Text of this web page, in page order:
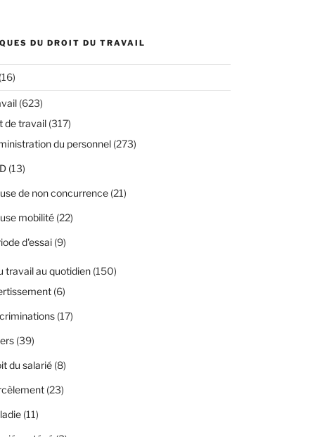
DU DROIT DU TRAVAIL
(623)
de travail(317)
du personnel(273)
(13)
de non concurrence(21)
mobilité(22)
d'essai(9)
travail au quotidien(150)
(6)
(17)
(39)
du salarié(8)
(23)
(11)